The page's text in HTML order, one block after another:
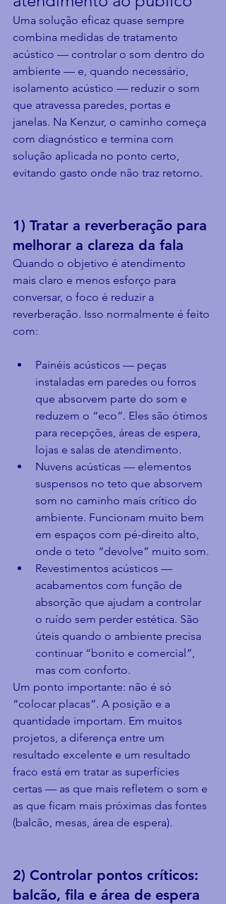
Uma solução eficaz quase sempre
combina medidas de tratamento
acústico — controlar o som dentro do
ambiente — e, quando necessário,
isolamento acústico — reduzir o som
que atravessa paredes, portas e
janelas. Na Kenzur, o caminho começa
com diagnóstico e termina com
solução aplicada no ponto certo,
evitando gasto onde não traz retorno.
1) Tratar a reverberação para
melhorar a clareza da fala
Quando o objetivo é atendimento
mais claro e menos esforço para
conversar, o foco é reduzir a
reverberação. Isso normalmente é feito
com:
Painéis acústicos — peças
instaladas em paredes ou forros
que absorvem parte do som e
reduzem o “eco”. Eles são ótimos
para recepções, áreas de espera,
lojas e salas de atendimento.
Nuvens acústicas — elementos
suspensos no teto que absorvem
som no caminho mais crítico do
ambiente. Funcionam muito bem
em espaços com pé-direito alto,
onde o teto “devolve” muito som.
Revestimentos acústicos —
acabamentos com função de
absorção que ajudam a controlar
o ruído sem perder estética. São
úteis quando o ambiente precisa
continuar “bonito e comercial”,
mas com conforto.
Um ponto importante: não é só
“colocar placas”. A posição e a
quantidade importam. Em muitos
projetos, a diferença entre um
resultado excelente e um resultado
fraco está em tratar as superfícies
certas — as que mais refletem o som e
as que ficam mais próximas das fontes
(balcão, mesas, área de espera).
2) Controlar pontos críticos:
balcão, fila e área de espera